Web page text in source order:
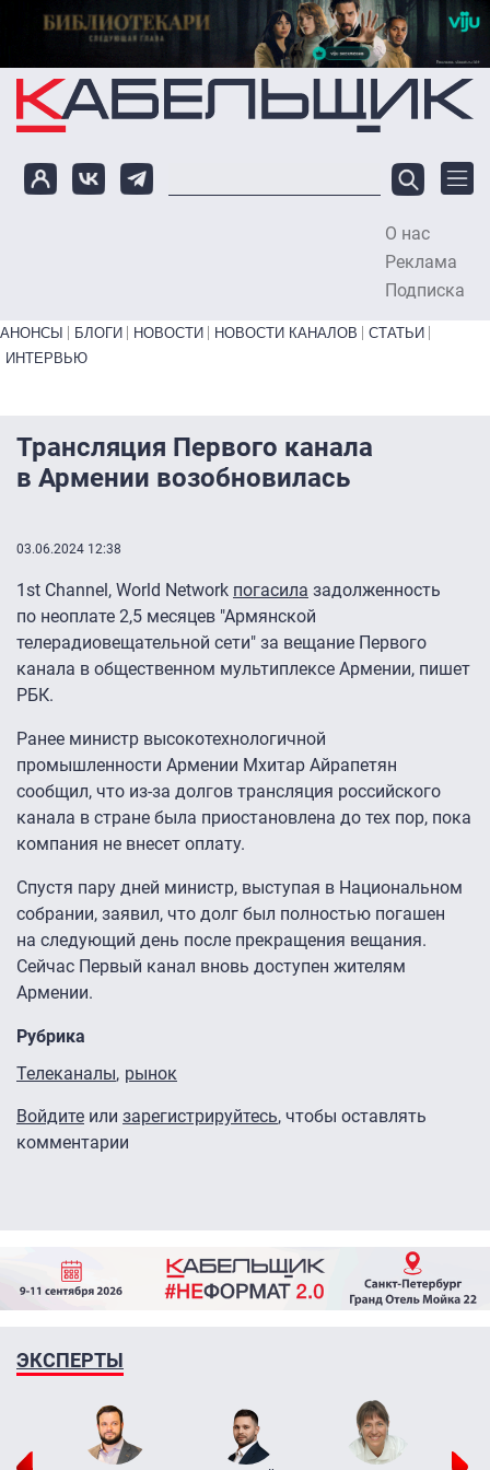
Перейти к основному содержанию
О нас
Реклама
Подписка
Primary links bottom
АНОНСЫ БЛОГИ НОВОСТИ НОВОСТИ КАНАЛОВ
СТАТЬИ
ИНТЕРВЬЮ
Трансляция Первого канала
в Армении возобновилась
03.06.2024 12:38
1st Channel, World Network погасила задолженность
по неоплате 2,5 месяцев "Армянской
телерадиовещательной сети" за вещание Первого
канала в общественном мультиплексе Армении, пишет
РБК.
Ранее министр высокотехнологичной
промышленности Армении Мхитар Айрапетян
сообщил, что из-за долгов трансляция российского
канала в стране была приостановлена до тех пор, пока
компания не внесет оплату.
Спустя пару дней министр, выступая в Национальном
собрании, заявил, что долг был полностью погашен
на следующий день после прекращения вещания.
Сейчас Первый канал вновь доступен жителям
Армении.
Рубрика
Телеканалы рынок
Войдите или зарегистрируйтесь, чтобы оставлять
комментарии
ЭКСПЕРТЫ